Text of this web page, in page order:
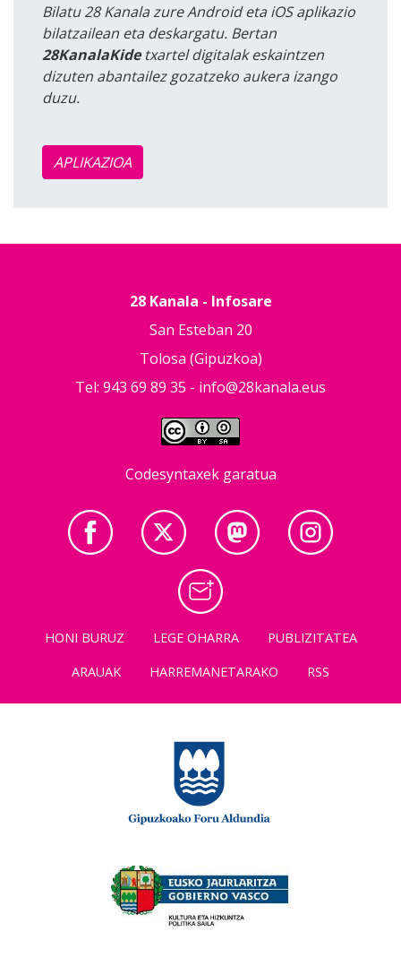
Bilatu 28 Kanala zure Android eta iOS aplikazio
bilatzailean eta deskargatu. Bertan
28KanalaKidetxartel digitalak eskaintzen
dizuten abantailez gozatzeko aukera izango
duzu.
APLIKAZIOA
28 Kanala - Infosare
San Esteban 20
Tolosa (Gipuzkoa)
Tel: 943 69 89 35 - info@28kanala.eus
Codesyntaxek garatua
HONI BURUZ LEGE OHARRA
PUBLIZITATEA
ARAUAK
HARREMANETARAKO RSS